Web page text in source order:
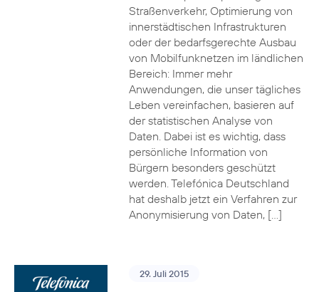
Straßenverkehr, Optimierung von
innerstädtischen Infrastrukturen
oder der bedarfsgerechte Ausbau
von Mobilfunknetzen im ländlichen
Bereich: Immer mehr
Anwendungen, die unser tägliches
Leben vereinfachen, basieren auf
der statistischen Analyse von
Daten. Dabei ist es wichtig, dass
persönliche Information von
Bürgern besonders geschützt
werden. Telefónica Deutschland
hat deshalb jetzt ein Verfahren zur
Anonymisierung von Daten, […]
29. Juli 2015